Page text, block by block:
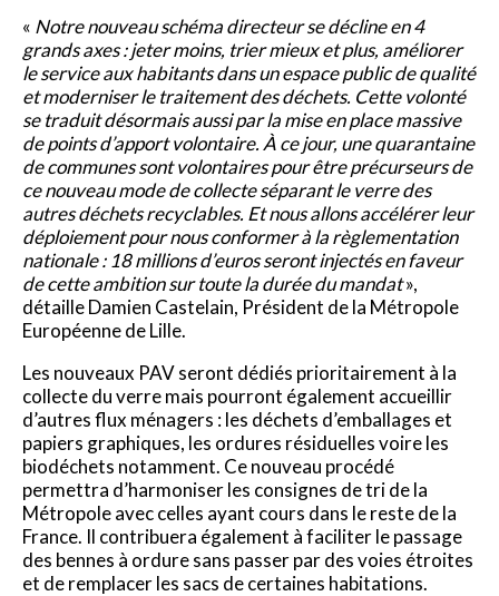
« Notre nouveau schéma directeur se décline en 4
grands axes : jeter moins, trier mieux et plus, améliorer
le service aux habitants dans un espace public de qualité
et moderniser le traitement des déchets. Cette volonté
se traduit désormais aussi par la mise en place massive
de points d’apport volontaire. À ce jour, une quarantaine
de communes sont volontaires pour être précurseurs de
ce nouveau mode de collecte séparant le verre des
autres déchets recyclables. Et nous allons accélérer leur
déploiement pour nous conformer à la règlementation
nationale : 18 millions d’euros seront injectés en faveur
de cette ambition sur toute la durée du mandat»,
détaille Damien Castelain, Président de la Métropole
Européenne de Lille.
Les nouveaux PAV seront dédiés prioritairement à la
collecte du verre mais pourront également accueillir
d’autres flux ménagers : les déchets d’emballages et
papiers graphiques, les ordures résiduelles voire les
biodéchets notamment. Ce nouveau procédé
permettra d’harmoniser les consignes de tri de la
Métropole avec celles ayant cours dans le reste de la
France. Il contribuera également à faciliter le passage
des bennes à ordure sans passer par des voies étroites
et de remplacer les sacs de certaines habitations.